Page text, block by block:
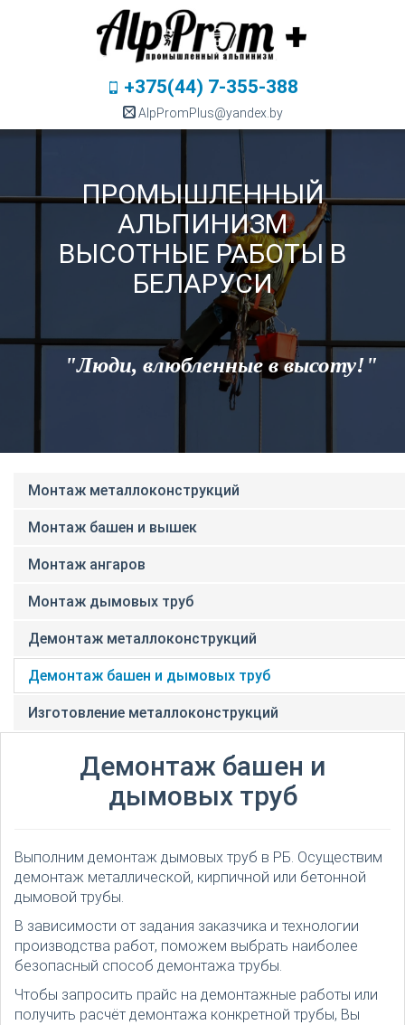
+375(44) 7-355-388
AlpPromPlus@yandex.by
ПРОМЫШЛЕННЫЙ
АЛЬПИНИЗМ
ВЫСОТНЫЕ РАБОТЫ В
БЕЛАРУСИ
"Люди, влюбленные в высоту!"
Монтаж металлоконструкций
Монтаж башен и вышек
Монтаж ангаров
Монтаж дымовых труб
Демонтаж металлоконструкций
Демонтаж башен и дымовых труб
Изготовление металлоконструкций
Демонтаж башен и
дымовых труб
Выполним демонтаж дымовых труб в РБ. Осуществим
демонтаж металлической, кирпичной или бетонной
дымовой трубы.
В зависимости от задания заказчика и технологии
производства работ, поможем выбрать наиболее
безопасный способ демонтажа трубы.
Чтобы запросить прайс на демонтажные работы или
получить расчёт демонтажа конкретной трубы, Вы